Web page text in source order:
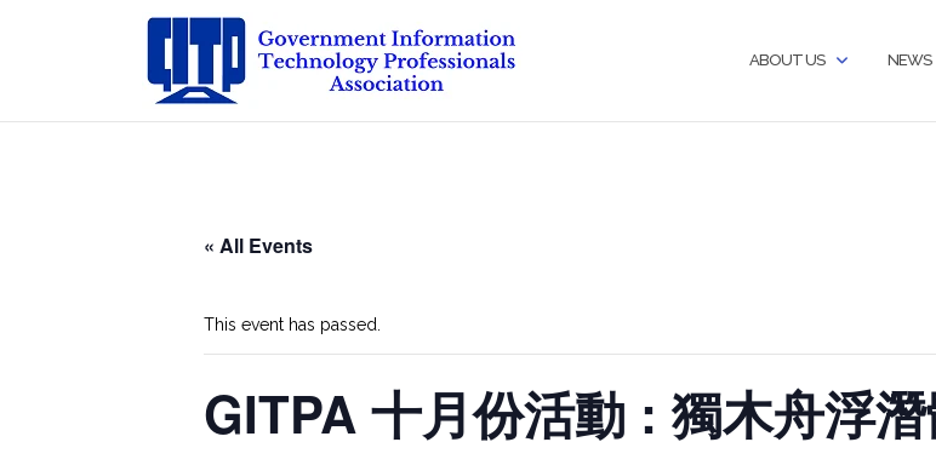
ABOUT US NEWS
« All Events
This event has passed.
GITPA 十月份活動 : 獨木舟浮